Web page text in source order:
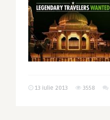
13 iulie 2013 3558